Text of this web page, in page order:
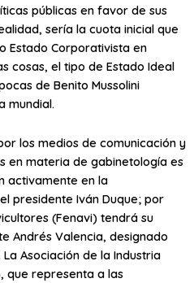
públicas en favor de sus
sería la cuota inicial que
Estado Corporativista en
cosas, el tipo de Estado Ideal
de Benito Mussolini
mundial.
los medios de comunicación y
en materia de gabinetología es
activamente en la
presidente Iván Duque; por
(Fenavi) tendrá su
Andrés Valencia, designado
Asociación de la Industria
que representa a las